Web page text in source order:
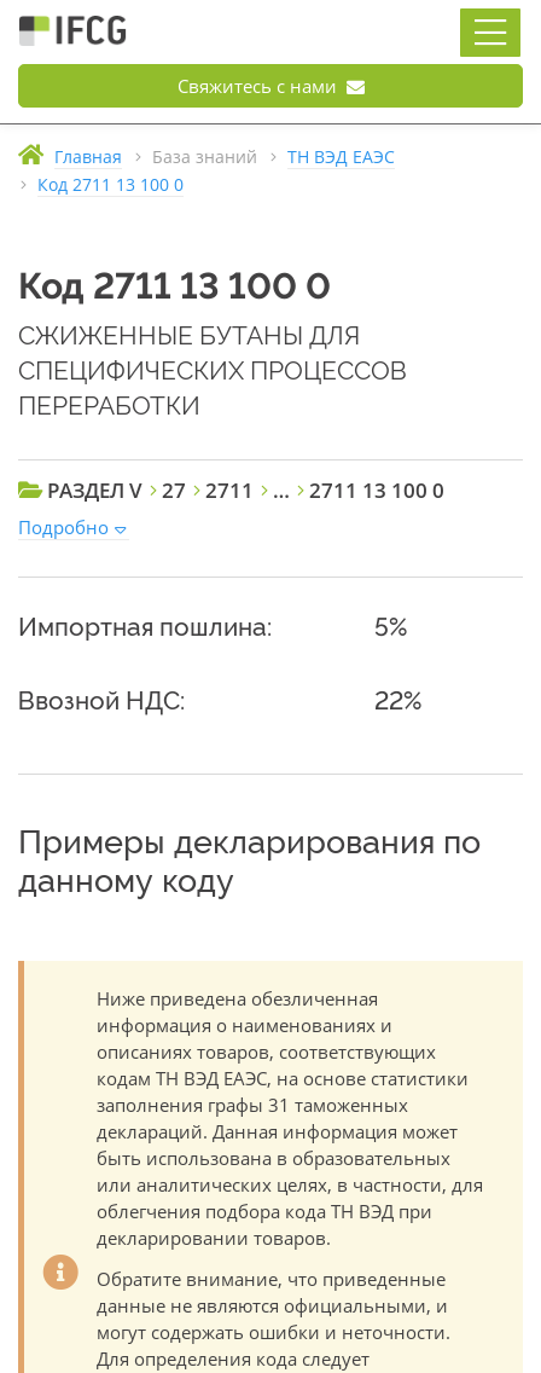
Свяжитесь с нами
Главная База знаний
ТН ВЭД ЕАЭС
Код 2711 13 100 0
Код 2711 13 100 0
СЖИЖЕННЫЕ БУТАНЫ ДЛЯ
СПЕЦИФИЧЕСКИХ ПРОЦЕССОВ
ПЕРЕРАБОТКИ
РАЗДЕЛ V 27 2711 … 2711 13 100 0
Подробно
Импортная пошлина: 5%
Ввозной НДС: 22%
Примеры декларирования по
данному коду
Ниже приведена обезличенная
информация о наименованиях и
описаниях товаров, соответствующих
кодам ТН ВЭД ЕАЭС, на основе статистики
заполнения графы 31 таможенных
деклараций. Данная информация может
быть использована в образовательных
или аналитических целях, в частности, для
облегчения подбора кода ТН ВЭД при
декларировании товаров.
Обратите внимание, что приведенные
данные не являются официальными, и
могут содержать ошибки и неточности.
Для определения кода следует